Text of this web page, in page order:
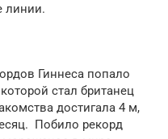
линии.
Гиннеса попало
стал британец
достигала 4 м,
Побило рекорд